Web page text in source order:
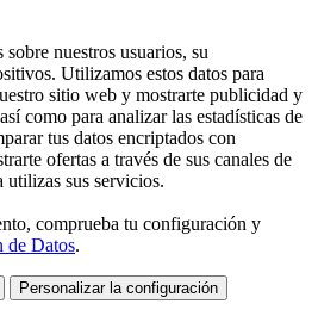
nuestros usuarios, su
Utilizamos estos datos para
sitio web y mostrarte publicidad y
como para analizar las estadísticas de
tus datos encriptados con
ofertas a través de sus canales de
sus servicios.
comprueba tu configuración y
de Datos.
Personalizar la configuración